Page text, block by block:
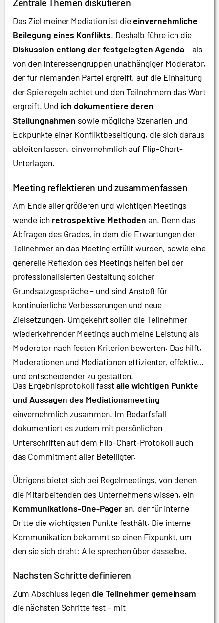
Zentrale Themen diskutieren
Das Ziel meiner Mediation ist dieeinvernehmliche
Beilegung eines Konflikts. Deshalb führe ich die
Diskussion entlang der festgelegten Agenda– als
von den Interessengruppen unabhängiger Moderator,
der für niemanden Partei ergreift, auf die Einhaltung
der Spielregeln achtet und den Teilnehmern das Wort
ergreift. Und ich dokumentiere deren
Stellungnahmen sowie mögliche Szenarien und
Eckpunkte einer Konfliktbeseitigung, die sich daraus
ableiten lassen, einvernehmlich auf Flip-Chart-
Unterlagen.
Meeting reflektieren und zusammenfassen
Am Ende aller größeren und wichtigen Meetings
wende ich retrospektive Methoden an. Denn das
Abfragen des Grades, in dem die Erwartungen der
Teilnehmer an das Meeting erfüllt wurden, sowie eine
generelle Reflexion des Meetings helfen bei der
professionalisierten Gestaltung solcher
Grundsatzgespräche – und sind Anstoß für
kontinuierliche Verbesserungen und neue
Zielsetzungen. Umgekehrt sollen die Teilnehmer
wiederkehrender Meetings auch meine Leistung als
Moderator nach festen Kriterien bewerten. Das hilft,
Moderationen und Mediationen effizienter, effektiver
und entscheidender zu gestalten.
Das Ergebnisprotokoll fasstalle wichtigen Punkte
und Aussagen des Mediationsmeeting
einvernehmlich zusammen. Im Bedarfsfall
dokumentiert es zudem mit persönlichen
Unterschriften auf dem Flip-Chart-Protokoll auch
das Commitment aller Beteiligter.
Übrigens bietet sich bei Regelmeetings, von denen
die Mitarbeitenden des Unternehmens wissen, ein
Kommunikations-One-Pageran, der für interne
Dritte die wichtigsten Punkte festhält. Die interne
Kommunikation bekommt so einen Fixpunkt, um
den sie sich dreht: Alle sprechen über dasselbe.
Nächsten Schritte definieren
Zum Abschluss legendie Teilnehmer gemeinsam
die nächsten Schritte fest – mit